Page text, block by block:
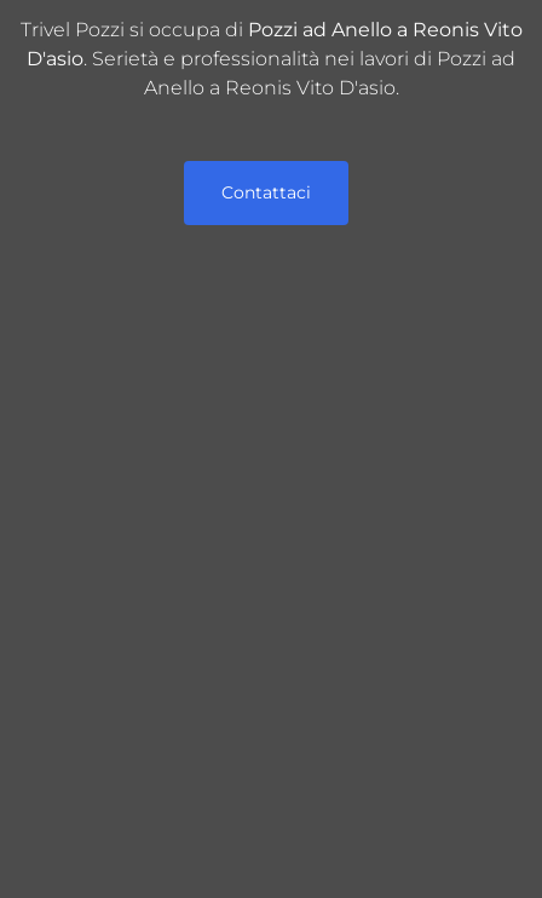
Trivel Pozzi si occupa di Pozzi ad Anello a Reonis Vito
D'asio. Serietà e professionalità nei lavori di Pozzi ad
Anello a Reonis Vito D'asio.
Contattaci